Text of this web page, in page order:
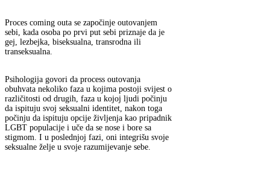
Proces coming outa se započinje outovanjem
sebi, kada osoba po prvi put sebi priznaje da je
gej, lezbejka, biseksualna, transrodna ili
transeksualna.
Psihologija govori da process outovanja
obuhvata nekoliko faza u kojima postoji svijest o
različitosti od drugih, faza u kojoj ljudi počinju
da ispituju svoj seksualni identitet, nakon toga
počinju da ispituju opcije življenja kao pripadnik
LGBT populacije i uče da se nose i bore sa
stigmom. I u poslednjoj fazi, oni integrišu svoje
seksualne želje u svoje razumijevanje sebe.